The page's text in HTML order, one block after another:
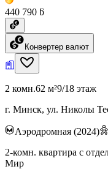
440 790 ƃ
Конвертер валют
2 комн.62 м²9/18 этаж
г. Минск, ул. Николы
Аэродромная (2024)
2-комн. квартира с
Мир